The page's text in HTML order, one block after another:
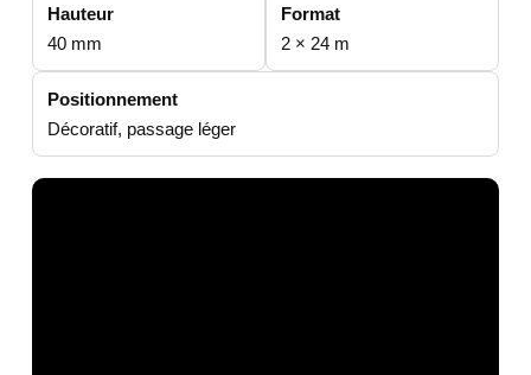
Hauteur
40 mm
Format
2 × 24 m
Positionnement
Décoratif, passage léger